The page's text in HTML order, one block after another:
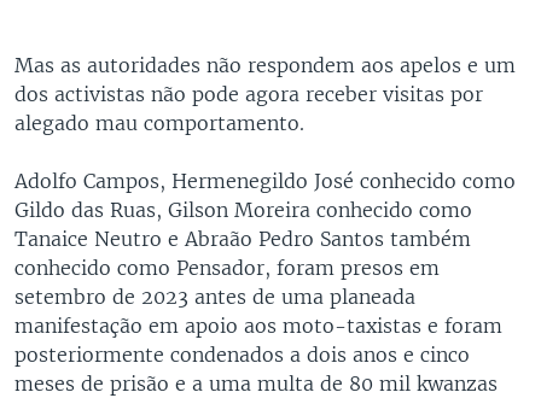
Mas as autoridades não respondem aos apelos e um
dos activistas não pode agora receber visitas por
alegado mau comportamento.
Adolfo Campos, Hermenegildo José conhecido como
Gildo das Ruas, Gilson Moreira conhecido como
Tanaice Neutro e Abraão Pedro Santos também
conhecido como Pensador, foram presos em
setembro de 2023 antes de uma planeada
manifestação em apoio aos moto-taxistas e foram
posteriormente condenados a dois anos e cinco
meses de prisão e a uma multa de 80 mil kwanzas